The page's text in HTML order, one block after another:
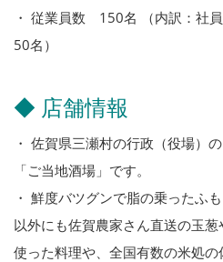
・ 従業員数 150名 （内訳：社
50名）
◆ 店舗情報
・ 佐賀県三瀬村の行政（役場）
「ご当地酒場」です。
・ 鮮度バツグンで脂の乗ったふ
以外にも佐賀農家さん直送の玉
使った料理や、全国有数の米処